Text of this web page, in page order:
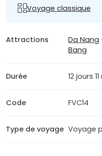
Voyage classique
Attractions Da Nang
Bang
Durée 12 jours
Code FVC14
Type de voyage Voyage